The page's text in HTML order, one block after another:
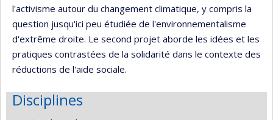
l'activisme autour du changement climatique, y compris la
question jusqu'ici peu étudiée de l'environnementalisme
d'extrême droite. Le second projet aborde les idées et les
pratiques contrastées de la solidarité dans le contexte des
réductions de l'aide sociale.
Disciplines